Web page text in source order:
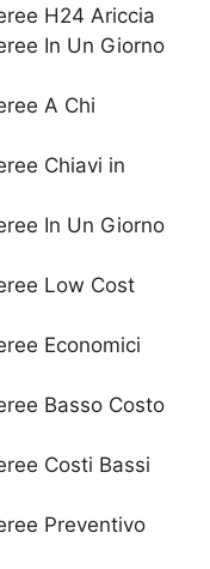
H24 Ariccia
In Un Giorno
A Chi
Chiavi in
In Un Giorno
Low Cost
Economici
Basso Costo
Costi Bassi
Preventivo